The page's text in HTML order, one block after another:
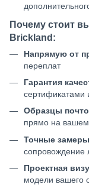
Почему стоит
Brickland:
Напрямую от
переплат
Гарантия
сертификатами
Образцы
прямо на вашем
Точные
сопровождение
Проектная
модели вашего